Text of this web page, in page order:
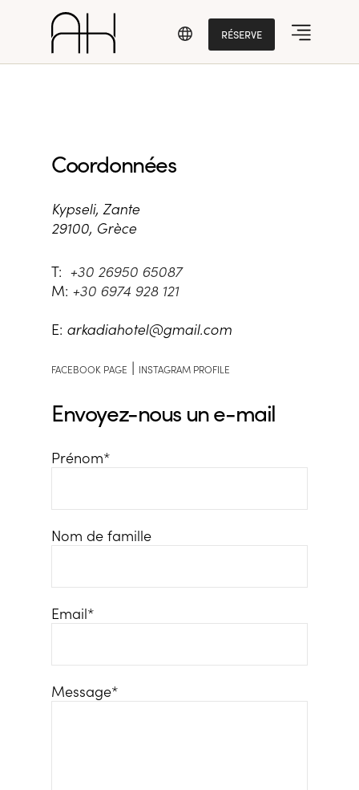
RÉSERVE
Coordonnées
Kypseli, Zante
29100, Grèce
T: +30 26950 65087
M: +30 6974 928 121
E: arkadiahotel@gmail.com
FACEBOOK PAGE | INSTAGRAM PROFILE
Envoyez-nous un e-mail
Prénom*
Nom de famille
Email*
Message*